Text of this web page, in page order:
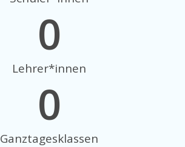
0
Lehrer*innen
0
Ganztagesklassen